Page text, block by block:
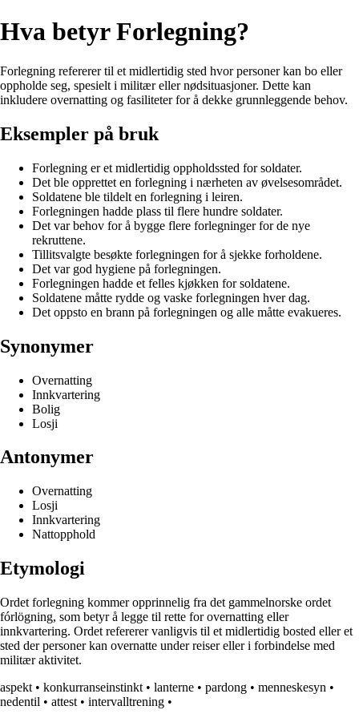
Hva betyr Forlegning?
Forlegning refererer til et midlertidig sted hvor personer kan bo eller
oppholde seg, spesielt i militær eller nødsituasjoner. Dette kan
inkludere overnatting og fasiliteter for å dekke grunnleggende behov.
Eksempler på bruk
Forlegning er et midlertidig oppholdssted for soldater.
Det ble opprettet en forlegning i nærheten av øvelsesområdet.
Soldatene ble tildelt en forlegning i leiren.
Forlegningen hadde plass til flere hundre soldater.
Det var behov for å bygge flere forlegninger for de nye
rekruttene.
Tillitsvalgte besøkte forlegningen for å sjekke forholdene.
Det var god hygiene på forlegningen.
Forlegningen hadde et felles kjøkken for soldatene.
Soldatene måtte rydde og vaske forlegningen hver dag.
Det oppsto en brann på forlegningen og alle måtte evakueres.
Synonymer
Overnatting
Innkvartering
Bolig
Losji
Antonymer
Overnatting
Losji
Innkvartering
Nattopphold
Etymologi
Ordet forlegning kommer opprinnelig fra det gammelnorske ordet
fórlögning, som betyr å legge til rette for overnatting eller
innkvartering. Ordet refererer vanligvis til et midlertidig bosted eller et
sted der personer kan overnatte under reiser eller i forbindelse med
militær aktivitet.
aspekt • konkurranseinstinkt • lanterne • pardong • menneskesyn •
nedentil • attest • intervalltrening •